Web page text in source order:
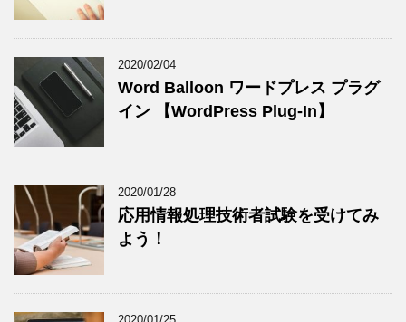
2020/02/04
Word Balloon ワードプレス プラグ
イン 【WordPress Plug-In】
2020/01/28
応用情報処理技術者試験を受けてみ
よう！